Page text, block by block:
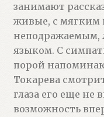
занимают
живые, с мягким
неподражаемым,
языком. С
порой
Токарева
глаза его еще не
возможность